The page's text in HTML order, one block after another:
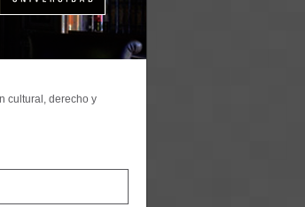
cultural, derecho y